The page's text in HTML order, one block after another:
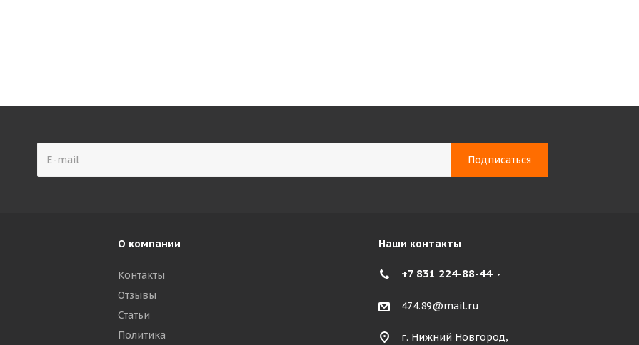
О компании
Контакты
Отзывы
Статьи
Политика
Наши контакты
+7 831 224-88-44
474.89@mail.ru
г. Нижний Новгород,